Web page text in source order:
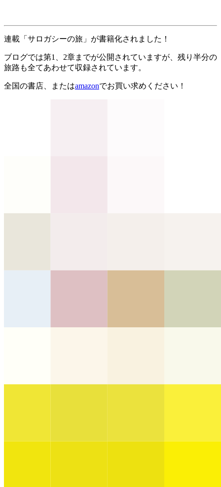
連載「サロガシーの旅」が書籍化されました！
ブログでは第1、2章までが公開されていますが、残り半分の
旅路も全てあわせて収録されています。
全国の書店、またはamazonでお買い求めください！